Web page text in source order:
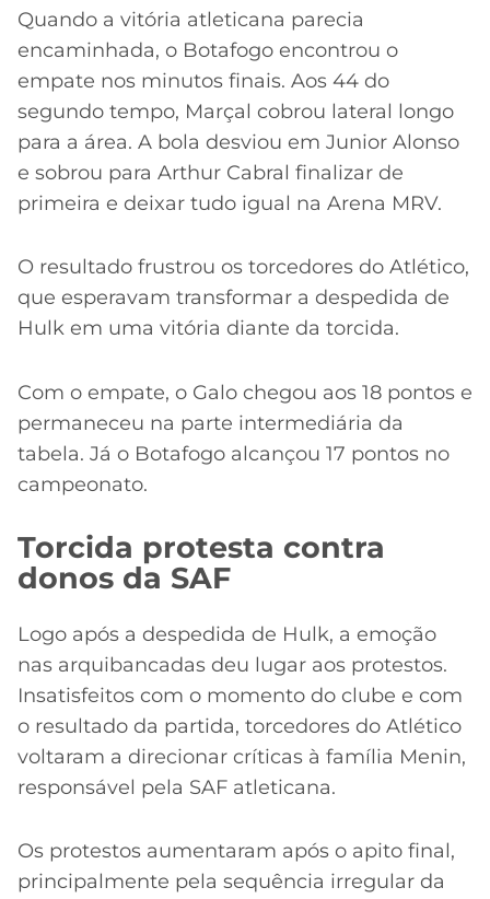
Quando a vitória atleticana parecia
encaminhada, o Botafogo encontrou o
empate nos minutos finais. Aos 44 do
segundo tempo, Marçal cobrou lateral longo
para a área. A bola desviou em Junior Alonso
e sobrou para Arthur Cabral finalizar de
primeira e deixar tudo igual na Arena MRV.
O resultado frustrou os torcedores do Atlético,
que esperavam transformar a despedida de
Hulk em uma vitória diante da torcida.
Com o empate, o Galo chegou aos 18 pontos e
permaneceu na parte intermediária da
tabela. Já o Botafogo alcançou 17 pontos no
campeonato.
Torcida protesta contra
donos da SAF
Logo após a despedida de Hulk, a emoção
nas arquibancadas deu lugar aos protestos.
Insatisfeitos com o momento do clube e com
o resultado da partida, torcedores do Atlético
voltaram a direcionar críticas à família Menin,
responsável pela SAF atleticana.
Os protestos aumentaram após o apito final,
principalmente pela sequência irregular da